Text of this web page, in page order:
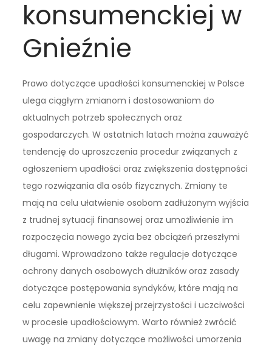
konsumenckiej w
Gnieźnie
Prawo dotyczące upadłości konsumenckiej w Polsce
ulega ciągłym zmianom i dostosowaniom do
aktualnych potrzeb społecznych oraz
gospodarczych. W ostatnich latach można zauważyć
tendencję do uproszczenia procedur związanych z
ogłoszeniem upadłości oraz zwiększenia dostępności
tego rozwiązania dla osób fizycznych. Zmiany te
mają na celu ułatwienie osobom zadłużonym wyjścia
z trudnej sytuacji finansowej oraz umożliwienie im
rozpoczęcia nowego życia bez obciążeń przeszłymi
długami. Wprowadzono także regulacje dotyczące
ochrony danych osobowych dłużników oraz zasady
dotyczące postępowania syndyków, które mają na
celu zapewnienie większej przejrzystości i uczciwości
w procesie upadłościowym. Warto również zwrócić
uwagę na zmiany dotyczące możliwości umorzenia